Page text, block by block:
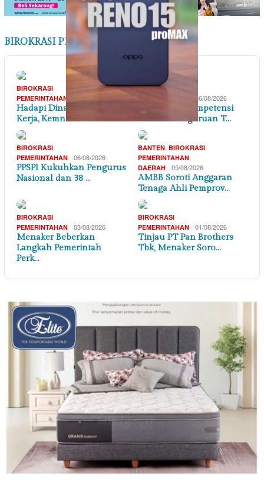
BIROKRASI PEMERINTAHAN
BIROKRASI
PEMERINTAHAN
07/08/2026
Hadapi Dinamika Dunia
Kerja, Kemnaker Se…
BIROKRASI
06/08/2026
Penguatan Kompetensi
Lulusan Perguruan T…
BIROKRASI
PEMERINTAHAN
06/08/2026
PPSPI Kukuhkan Pengurus
Nasional dan 38 …
BANTEN BIROKRASI
PEMERINTAHAN
DAERAH 05/08/2026
AMBB Soroti Anggaran
Tenaga Ahli Pemprov…
BIROKRASI
PEMERINTAHAN
03/08/2026
Menaker Beberkan
Langkah Pemerintah
Perk…
BIROKRASI
PEMERINTAHAN
01/08/2026
Tinjau PT Pan Brothers
Tbk, Menaker Soro…